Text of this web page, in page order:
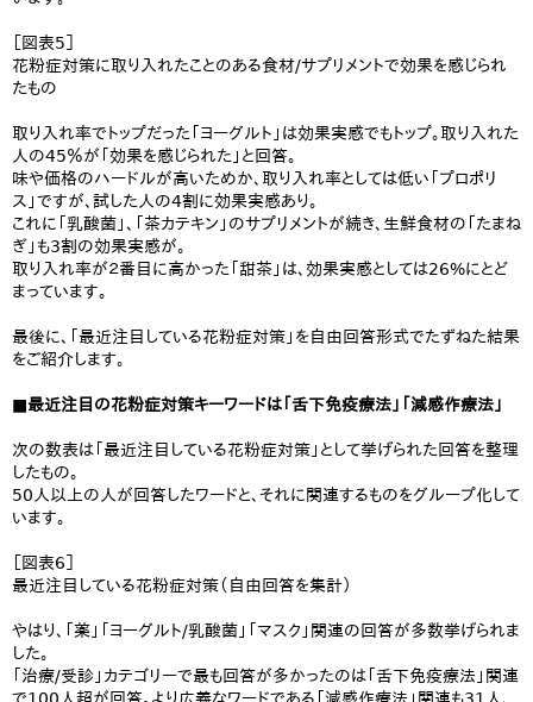
［図表5］
花粉症対策に取り入れたことのある食材/サプリメントで効果を感じられ
たもの
取り入れ率でトップだった「ヨーグルト」は効果実感でもトップ。取り入れた
人の45％が「効果を感じられた」と回答。
味や価格のハードルが高いためか、取り入れ率としては低い「プロポリ
ス」ですが、試した人の4割に効果実感あり。
これに「乳酸菌」、「茶カテキン」のサプリメントが続き、生鮮食材の「たまね
ぎ」も3割の効果実感が。
取り入れ率が２番目に高かった「甜茶」は、効果実感としては26%にとど
まっています。
最後に、「最近注目している花粉症対策」を自由回答形式でたずねた結果
をご紹介します。
■最近注目の花粉症対策キーワードは「舌下免疫療法」「減感作療法」
次の数表は「最近注目している花粉症対策」として挙げられた回答を整理
したもの。
50人以上の人が回答したワードと、それに関連するものをグループ化して
います。
［図表6］
最近注目している花粉症対策（自由回答を集計）
やはり、「薬」「ヨーグルト/乳酸菌」「マスク」関連の回答が多数挙げられま
した。
「治療/受診」カテゴリーで最も回答が多かったのは「舌下免疫療法」関連